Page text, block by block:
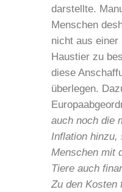
darstellte.
Menschen
nicht aus einer
Haustier zu
diese
überlegen.
auch noch die
Inflation hinzu,
Menschen mit
Tiere auch
Zu den Kosten